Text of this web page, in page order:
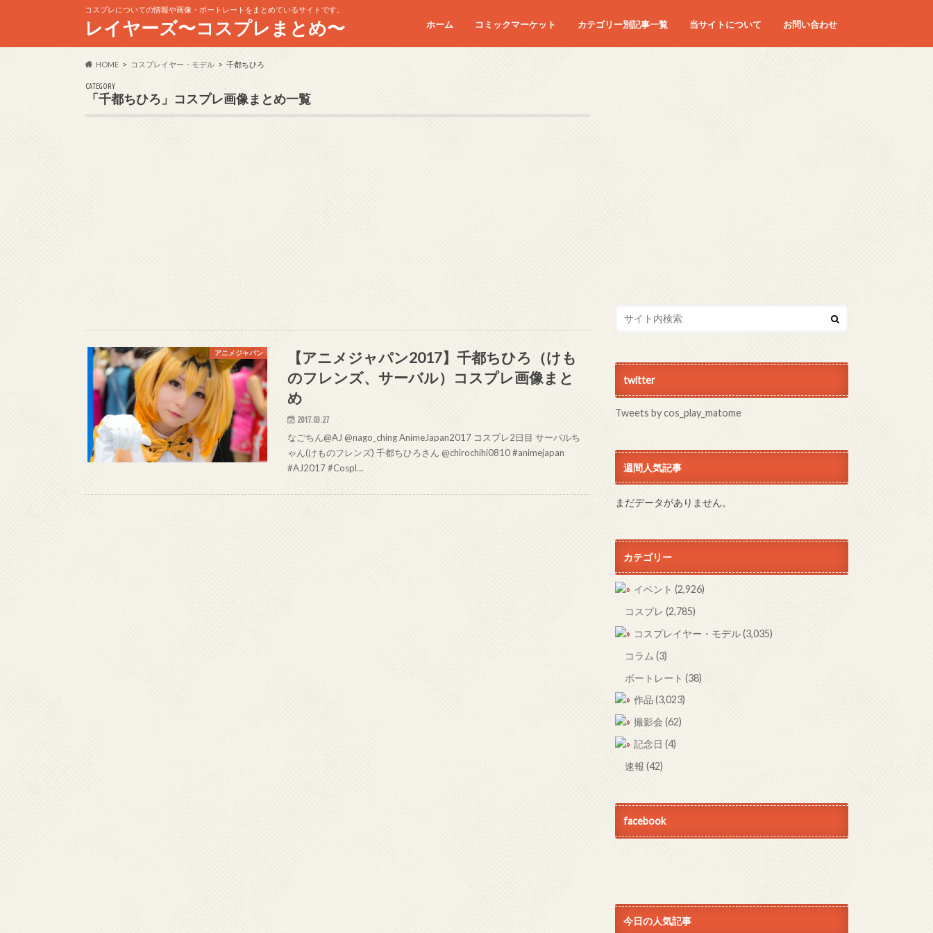
コスプレについての情報や画像・ポートレートをまとめているサイトです。
レイヤーズ〜コスプレまとめ〜 ホーム コミックマーケット
コミケC90
コミケC91
コミケC92
コミケC93
コミケC94
コミケC95
カテゴリー別記事一覧 当サイトについて お問い合わせ
HOME コスプレイヤー・モデル 千都ちひろ
CATEGORY
「千都ちひろ」コスプレ画像まとめ一覧
アニメジャパン
【アニメジャパン2017】千都ちひろ（けも
のフレンズ、サーバル）コスプレ画像まと
め
2017.03.27
なごちん@AJ @nago_ching AnimeJapan2017 コスプレ2日目 サーバルち
ゃん(けものフレンズ) 千都ちひろさん @chirochihi0810 #animejapan
#AJ2017 #Cospl…
twitter
Tweets by cos_play_matome
週間人気記事
まだデータがありません。
カテゴリー
イベント (2,926)
コスプレ (2,785)
コスプレイヤー・モデル(3,035)
コラム (3)
ポートレート (38)
作品 (3,023)
撮影会 (62)
記念日 (4)
速報 (42)
facebook
今日の人気記事